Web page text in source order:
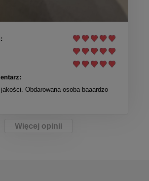
Obdarowana osoba baaardzo
Więcej opinii